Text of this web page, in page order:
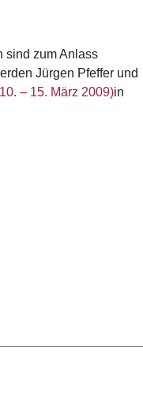
sind zum Anlass
Jürgen Pfeffer und
– 15. März 2009)in